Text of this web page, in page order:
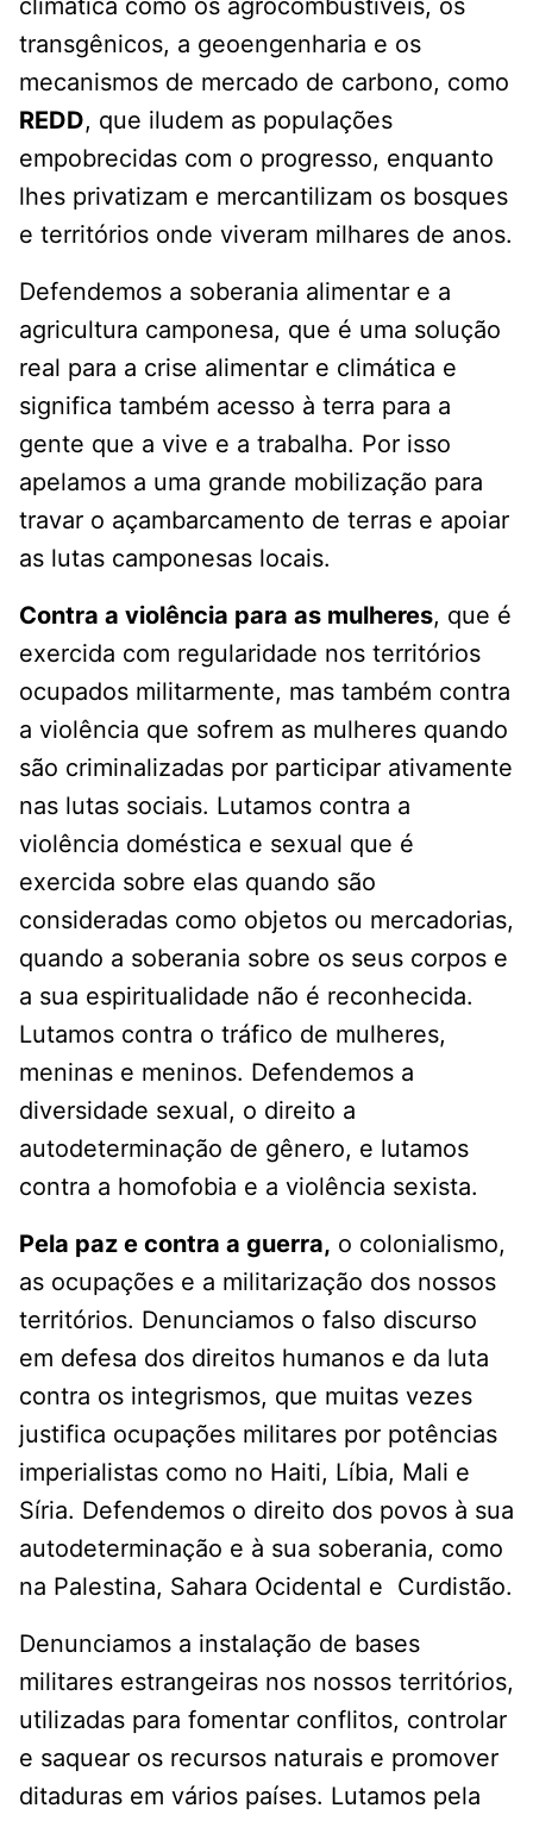
climática como os agrocombustíveis, os
transgênicos, a geoengenharia e os
mecanismos de mercado de carbono, como
REDD, que iludem as populações
empobrecidas com o progresso, enquanto
lhes privatizam e mercantilizam os bosques
e territórios onde viveram milhares de anos.
Defendemos a soberania alimentar e a
agricultura camponesa, que é uma solução
real para a crise alimentar e climática e
significa também acesso à terra para a
gente que a vive e a trabalha. Por isso
apelamos a uma grande mobilização para
travar o açambarcamento de terras e apoiar
as lutas camponesas locais.
Contra a violência para as mulheres, que é
exercida com regularidade nos territórios
ocupados militarmente, mas também contra
a violência que sofrem as mulheres quando
são criminalizadas por participar ativamente
nas lutas sociais. Lutamos contra a
violência doméstica e sexual que é
exercida sobre elas quando são
consideradas como objetos ou mercadorias,
quando a soberania sobre os seus corpos e
a sua espiritualidade não é reconhecida.
Lutamos contra o tráfico de mulheres,
meninas e meninos. Defendemos a
diversidade sexual, o direito a
autodeterminação de gênero, e lutamos
contra a homofobia e a violência sexista.
Pela paz e contra a guerra, o colonialismo,
as ocupações e a militarização dos nossos
territórios. Denunciamos o falso discurso
em defesa dos direitos humanos e da luta
contra os integrismos, que muitas vezes
justifica ocupações militares por potências
imperialistas como no Haiti, Líbia, Mali e
Síria. Defendemos o direito dos povos à sua
autodeterminação e à sua soberania, como
na Palestina, Sahara Ocidental e Curdistão.
Denunciamos a instalação de bases
militares estrangeiras nos nossos territórios,
utilizadas para fomentar conflitos, controlar
e saquear os recursos naturais e promover
ditaduras em vários países. Lutamos pela